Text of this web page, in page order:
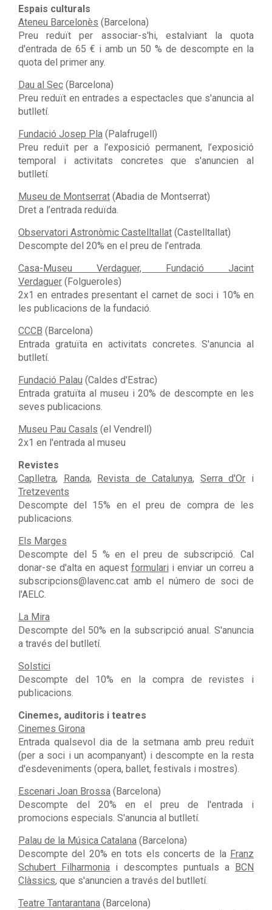
Espais culturals
Ateneu Barcelonès (Barcelona)
Preu reduït per associar-s'hi, estalviant la quota
d'entrada de 65 € i amb un 50 % de descompte en la
quota del primer any.
Dau al Sec (Barcelona)
Preu reduït en entrades a espectacles que s'anuncia al
butlletí.
Fundació Josep Pla (Palafrugell)
Preu reduït per a l’exposició permanent, l’exposició
temporal i activitats concretes que s'anuncien al
butlletí.
Museu de Montserrat (Abadia de Montserrat)
Dret a l’entrada reduïda.
Observatori Astronòmic Castelltallat (Castelltallat)
Descompte del 20% en el preu de l’entrada.
Casa-Museu Verdaguer, Fundació Jacint
Verdaguer (Folgueroles)
2x1 en entrades presentant el carnet de soci i 10% en
les publicacions de la fundació.
CCCB (Barcelona)
Entrada gratuïta en activitats concretes. S'anuncia al
butlletí.
Fundació Palau (Caldes d'Estrac)
Entrada gratuïta al museu i 20% de descompte en les
seves publicacions.
Museu Pau Casals (el Vendrell)
2x1 en l'entrada al museu
Revistes
Caplletra, Randa, Revista de Catalunya, Serra d'Or i
Tretzevents
Descompte del 15% en el preu de compra de les
publicacions.
Els Marges
Descompte del 5 % en el preu de subscripció. Cal
donar-se d'alta en aquest formulari i enviar un correu a
subscripcions@lavenc.cat amb el número de soci de
l'AELC.
La Mira
Descompte del 50% en la subscripció anual. S'anuncia
a través del butlletí.
Solstici
Descompte del 10% en la compra de revistes i
publicacions.
Cinemes, auditoris i teatres
Cinemes Girona
Entrada qualsevol dia de la setmana amb preu reduït
(per a soci i un acompanyant) i descompte en la resta
d'esdeveniments (opera, ballet, festivals i mostres).
Escenari Joan Brossa (Barcelona)
Descompte del 20% en el preu de l'entrada i
promocions especials. S'anuncia al butlletí.
Palau de la Música Catalana (Barcelona)
Descompte del 20% en tots els concerts de la Franz
Schubert Filharmonia i descomptes puntuals a
BCN
Clàssics, que s'anuncien a través del butlletí.
Teatre Tantarantana (Barcelona)